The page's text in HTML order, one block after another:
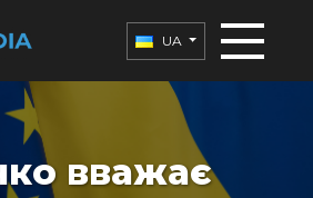
UA
вважає